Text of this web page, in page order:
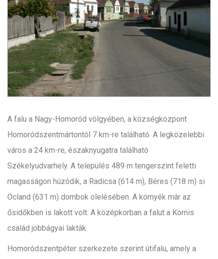
A falu a Nagy-Homoród völgyében, a községközpont
Homoródszentmártontól 7 km-re található. A legközelebbi
város a 24 km-re, északnyugatra található
Székelyudvarhely. A település 489 m tengerszint feletti
magasságon húzódik, a Radicsa (614 m), Béres (718 m) si
Ocland (631 m) dombok ölelésében. A környék már az
ősidőkben is lakott volt. A középkorban a falut a Kornis
család jobbágyai lakták.
Homoródszentpéter szerkezete szerint útifalu, amely a